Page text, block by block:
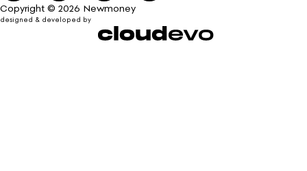
Copyright © 2026 Newmoney
designed & developed by